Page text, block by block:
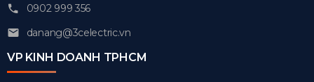
0902 999 356
danang@3celectric.vn
VP KINH DOANH TPHCM